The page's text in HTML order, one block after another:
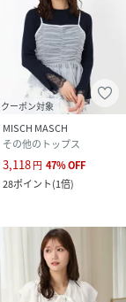
クーポン対象
MISCH MASCH
その他のトップス
3,118円 47%OFF
28ポイント(1倍)